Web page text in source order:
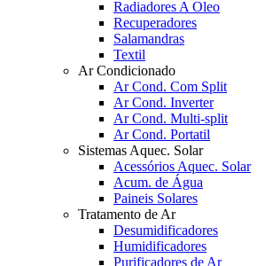
Radiadores A Oleo
Recuperadores
Salamandras
Textil
Ar Condicionado
Ar Cond. Com Split
Ar Cond. Inverter
Ar Cond. Multi-split
Ar Cond. Portatil
Sistemas Aquec. Solar
Acessórios Aquec. Solar
Acum. de Água
Paineis Solares
Tratamento de Ar
Desumidificadores
Humidificadores
Purificadores de Ar